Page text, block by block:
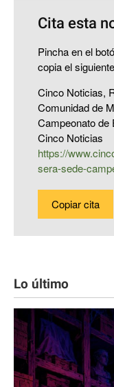
Cita esta
Pincha en el
copia el
Cinco Noticias,
Comunidad de
Campeonato de
Cinco Noticias
https://
sera-sede-
Copiar cita
Lo último